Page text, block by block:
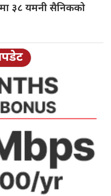
३८ यमनी सैनिकको